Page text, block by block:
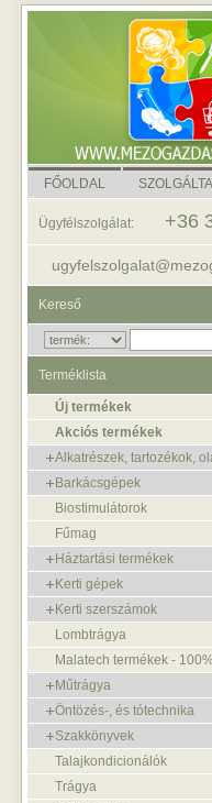
FŐOLDAL
Ügyfélszolgálat: +36
Kereső
Terméklista
Új termékek
Akciós termékek
Alkatrészek, tartozékok,
Barkácsgépek
Biostimulátorok
Fűmag
Háztartási termékek
Kerti gépek
Kerti szerszámok
Lombtrágya
Malatech termékek -
Műtrágya
Öntözés-, és tótechnika
Szakkönyvek
Talajkondicionálók
Trágya